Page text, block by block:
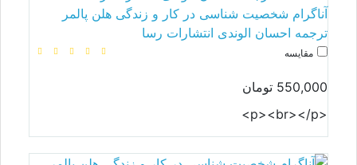
آناگرام شخصیت شناسی در کار و زندگی هلن پالمر
ترجمه احسان الوندی انتشارات رسا
مقایسه
550,000 تومان